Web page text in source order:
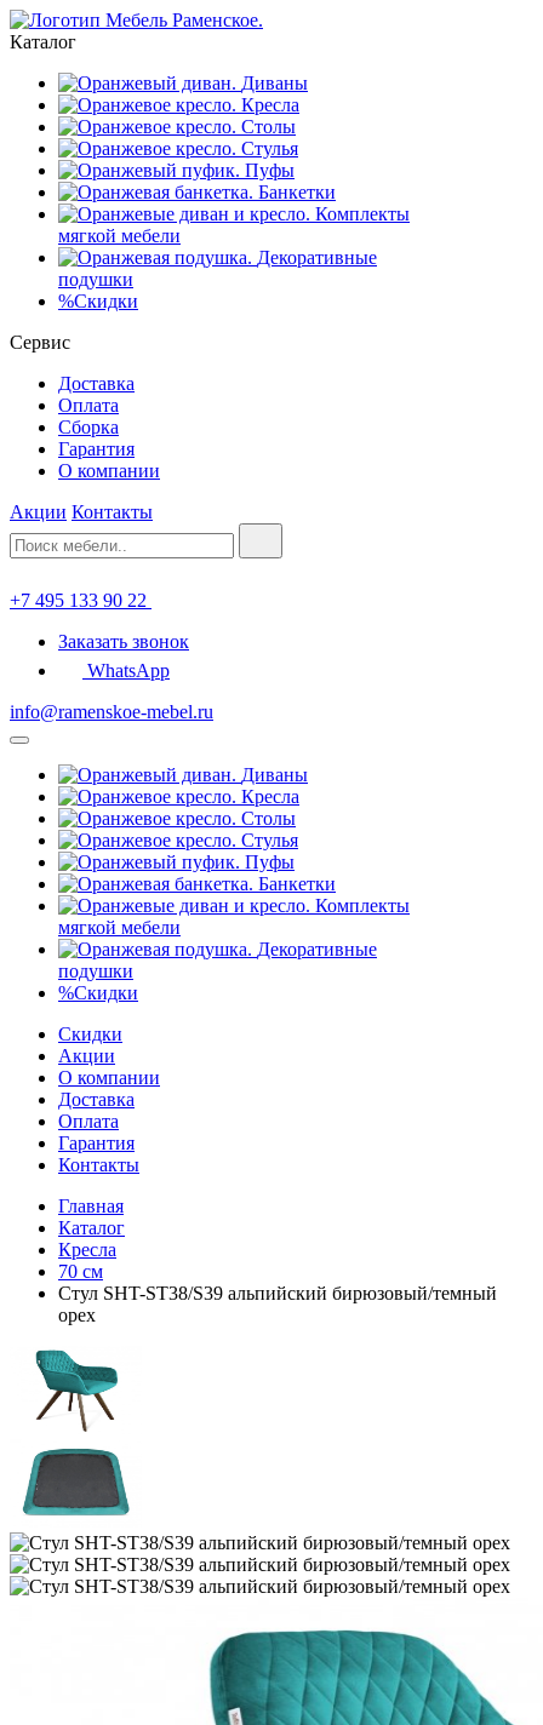
Каталог
Диваны
Кресла
Столы
Стулья
Пуфы
Банкетки
Комплекты
мягкой мебели
Декоративные
подушки
%Скидки
Сервис
Доставка
Оплата
Сборка
Гарантия
О компании
Акции Контакты
+7 495 133 90 22
Заказать звонок
WhatsApp
info@ramenskoe-mebel.ru
Диваны
Кресла
Столы
Стулья
Пуфы
Банкетки
Комплекты
мягкой мебели
Декоративные
подушки
%Скидки
Скидки
Акции
О компании
Доставка
Оплата
Гарантия
Контакты
Главная
Каталог
Кресла
70 см
Стул SHT-ST38/S39 альпийский бирюзовый/темный
орех